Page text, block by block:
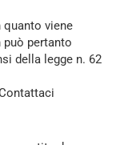
viene
pertanto
della legge n. 62